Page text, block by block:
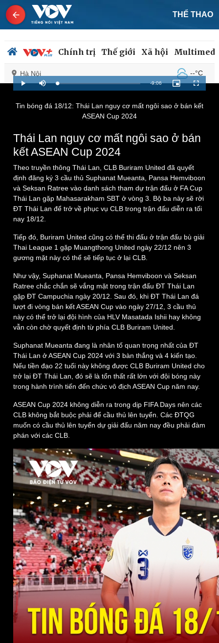
THỂ THAO
Chính trị Thế giới Xã hội
Hà Nội --°C
Đảng
Tổ chức nhân sự
Quốc hội
Nhận diện sự thật
Xã hội
Tin 24h
Dự báo thời tiết
Giáo dục
Dấu ấn VOV
Việc làm
Biển đảo
Thế giới
Cuộc sống đó đây
Hồ sơ
Multimedia
Ảnh
E-Magazine
Infographic
Kinh tế
Bất động sản
Thị trường
Giá vàng
Play Mute Loaded:
1.10%
Remaining
-9:06
Picture-
in-
Fullscreen
Tin bóng đá 18/12: Thái Lan nguy cơ mất ngôi sao ở bán kết
ASEAN Cup 2024
Thái Lan nguy cơ mất ngôi sao ở bán
kết ASEAN Cup 2024
Theo truyền thông Thái Lan, CLB Buriram United đã quyết
định đăng ký 3 cầu thủ Suphanat Mueanta, Pansa Hemviboon
và Seksan Ratree vào danh sách tham dự trận đấu ở FA Cup
Thái Lan gặp Mahasarakham SBT ở vòng 3. Bộ ba này sẽ rời
ĐT Thái Lan để trở về phục vụ CLB trong trận đấu diễn ra tối
nay 18/12.
Tiếp đó, Buriram United cũng có thể thi đấu ở trận đấu bù giải
Thai League 1 gặp Muangthong United ngày 22/12 nên 3
gương mặt này có thể sẽ tiếp tục ở lại CLB.
Như vậy, Suphanat Mueanta, Pansa Hemviboon và Seksan
Ratree chắc chắn sẽ vắng mặt trong trận đấu ĐT Thái Lan
gặp ĐT Campuchia ngày 20/12. Sau đó, khi ĐT Thái Lan đá
lượt đi vòng bán kết ASEAN Cup vào ngày 27/12, 3 cầu thủ
này có thể trở lại đội hình của HLV Masatada Ishii hay không
vẫn còn chờ quyết định từ phía CLB Buriram United.
Suphanat Mueanta đang là nhân tố quan trọng nhất của ĐT
Thái Lan ở ASEAN Cup 2024 với 3 bàn thắng và 4 kiến tạo.
Nếu tiền đạo 22 tuổi này không được CLB Buriram United cho
trở lại ĐT Thái Lan, đó sẽ là tổn thất rất lớn với đội bóng này
trong hành trình tiến đến chức vô địch ASEAN Cup năm nay.
ASEAN Cup 2024 không diễn ra trong dịp FIFA Days nên các
CLB không bắt buộc phải để cầu thủ lên tuyển. Các ĐTQG
muốn có cầu thủ lên tuyển dự giải đấu năm nay đều phải đàm
phán với các CLB.